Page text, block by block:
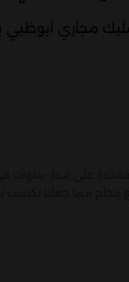
مجاري ابوظبي